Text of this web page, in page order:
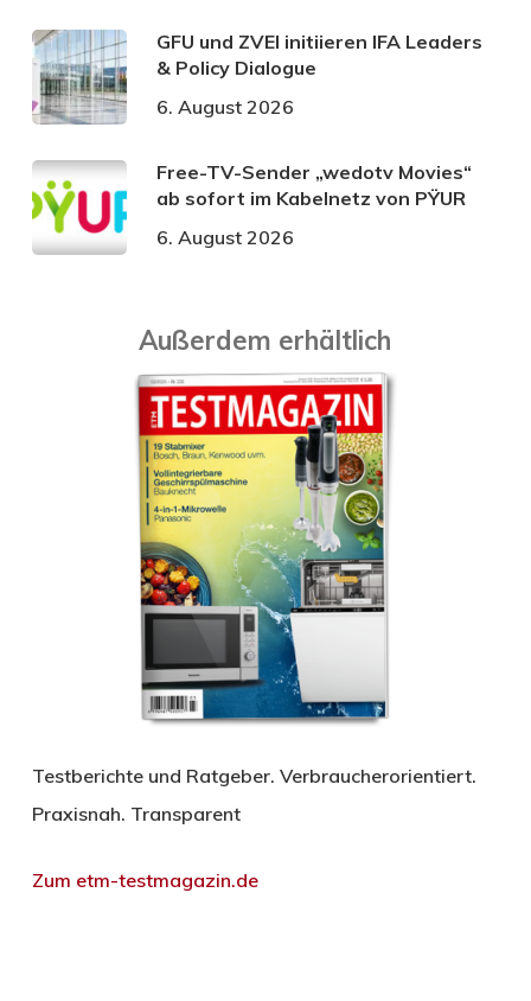
GFU und ZVEI initiieren IFA Leaders
& Policy Dialogue
6. August 2026
Free-TV-Sender „wedotv Movies“
ab sofort im Kabelnetz von PŸUR
6. August 2026
Außerdem erhältlich
Testberichte und Ratgeber. Verbraucherorientiert.
Praxisnah. Transparent
Zum etm-testmagazin.de